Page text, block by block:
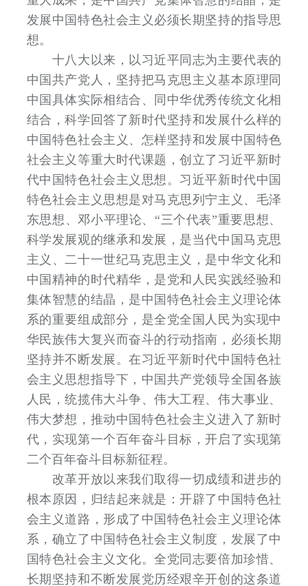
发展中国特色社会主义必须长期坚持的指导思
想。
十八大以来，以习近平同志为主要代表的
中国共产党人，坚持把马克思主义基本原理同
中国具体实际相结合、同中华优秀传统文化相
结合，科学回答了新时代坚持和发展什么样的
中国特色社会主义、怎样坚持和发展中国特色
社会主义等重大时代课题，创立了习近平新时
代中国特色社会主义思想。习近平新时代中国
特色社会主义思想是对马克思列宁主义、毛泽
东思想、邓小平理论、“三个代表”重要思想、
科学发展观的继承和发展，是当代中国马克思
主义、二十一世纪马克思主义，是中华文化和
中国精神的时代精华，是党和人民实践经验和
集体智慧的结晶，是中国特色社会主义理论体
系的重要组成部分，是全党全国人民为实现中
华民族伟大复兴而奋斗的行动指南，必须长期
坚持并不断发展。在习近平新时代中国特色社
会主义思想指导下，中国共产党领导全国各族
人民，统揽伟大斗争、伟大工程、伟大事业、
伟大梦想，推动中国特色社会主义进入了新时
代，实现第一个百年奋斗目标，开启了实现第
二个百年奋斗目标新征程。
改革开放以来我们取得一切成绩和进步的
根本原因，归结起来就是：开辟了中国特色社
会主义道路，形成了中国特色社会主义理论体
系，确立了中国特色社会主义制度，发展了中
国特色社会主义文化。全党同志要倍加珍惜、
长期坚持和不断发展党历经艰辛开创的这条道